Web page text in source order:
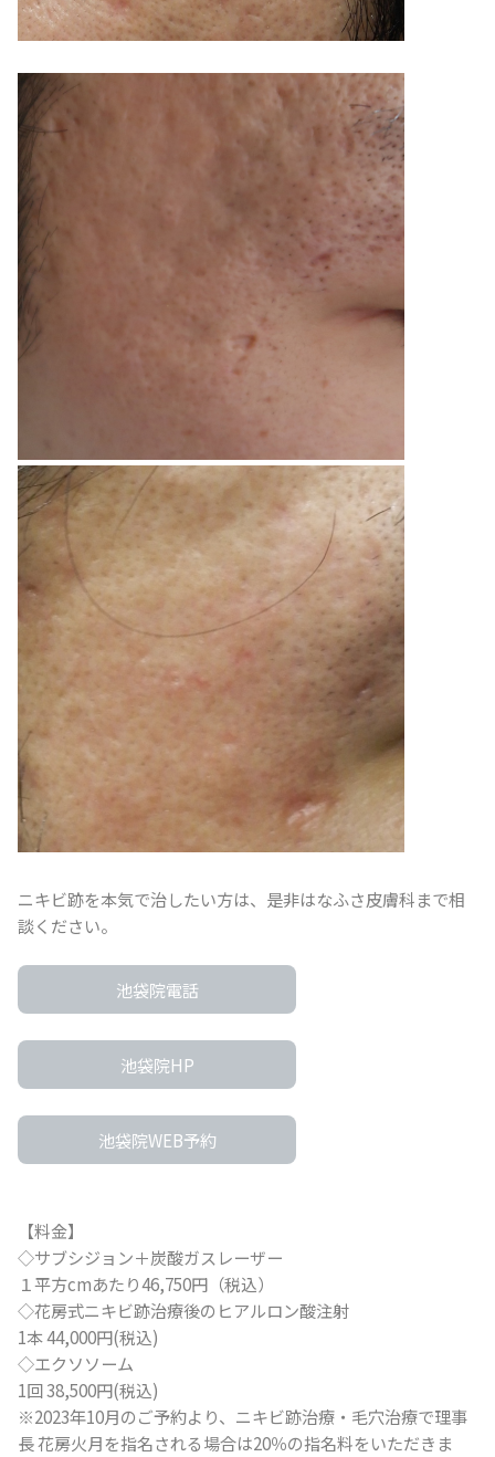
ニキビ跡を本気で治したい方は、是非はなふさ皮膚科まで相
談ください。
池袋院電話
池袋院HP
池袋院WEB予約
【料金】
◇サブシジョン＋炭酸ガスレーザー
１平方cmあたり46,750円（税込）
◇花房式ニキビ跡治療後のヒアルロン酸注射
1本 44,000円(税込)
◇エクソソーム
1回 38,500円(税込)
※2023年10月のご予約より、ニキビ跡治療・毛穴治療で理事
長 花房火月を指名される場合は20％の指名料をいただきま